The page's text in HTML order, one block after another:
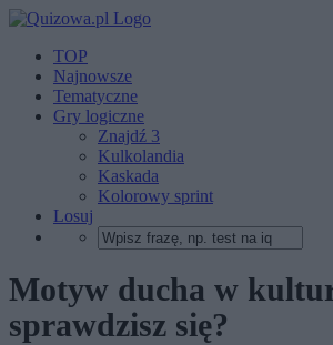
TOP
Najnowsze
Tematyczne
Gry logiczne
Znajdź 3
Kulkolandia
Kaskada
Kolorowy sprint
Losuj
Motyw ducha w
sprawdzisz się?